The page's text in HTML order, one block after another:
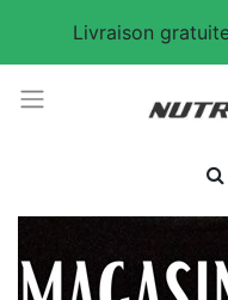
Livraison